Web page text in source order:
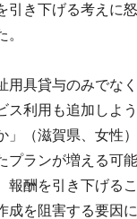
引き下げる考えに
具貸与のみでなく
ス利用も追加しよ
」（滋賀県、女性
プランが増える可
報酬を引き下げる
成を阻害する要因